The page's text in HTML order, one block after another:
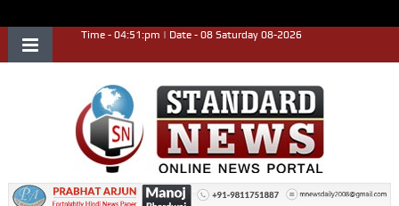
Time - 04:51:pm | Date - 08 Saturday 08-2026